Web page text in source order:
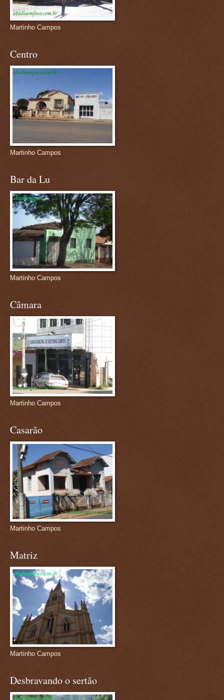
Martinho Campos
Centro
Martinho Campos
Bar da Lu
Martinho Campos
Câmara
Martinho Campos
Casarão
Martinho Campos
Matriz
Martinho Campos
Desbravando o sertão